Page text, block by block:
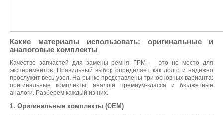
Какие материалы использовать: оригинальные и
аналоговые комплекты
Качество запчастей для замены ремня ГРМ — это не место для
экспериментов. Правильный выбор определяет, как долго и надежно
прослужит весь узел. На рынке представлены три основных варианта:
оригинальные комплекты, аналоги премиум-класса и бюджетные
аналоги. Разберем каждый из них.
1. Оригинальные комплекты (OEM)